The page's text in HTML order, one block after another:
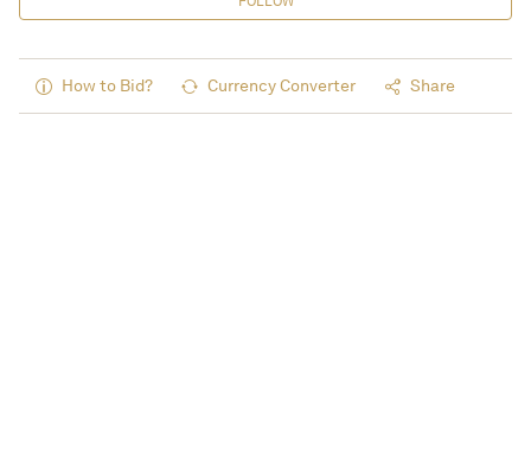
How to Bid? Currency Converter Share